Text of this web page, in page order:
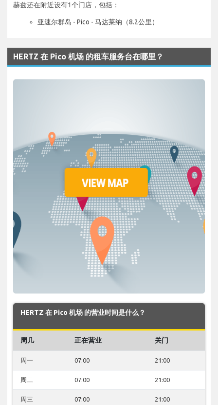
赫兹还在附近设有1个门店，包括：
亚速尔群岛 - Pico - 马达莱纳（8.2公里）
HERTZ 在 Pico 机场 的租车服务台在哪里？
HERTZ 在 Pico 机场 的营业时间是什么？
周几 正在营业 关门
周一 07:00 21:00
周二 07:00 21:00
周三 07:00 21:00